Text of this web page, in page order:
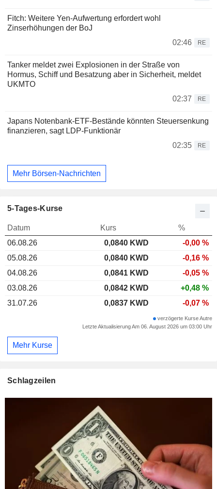
Fitch: Weitere Yen-Aufwertung erfordert wohl
Zinserhöhungen der BoJ
02:46
RE
Tanker meldet zwei Explosionen in der Straße von
Hormus, Schiff und Besatzung aber in Sicherheit, meldet
UKMTO
02:37
RE
Japans Notenbank-ETF-Bestände könnten Steuersenkung
finanzieren, sagt LDP-Funktionär
02:35
RE
Mehr Börsen-Nachrichten
5-Tages-Kurse
Datum Kurs
%
06.08.26
0,0840 KWD
-0,00 %
05.08.26
0,0840 KWD
-0,16 %
04.08.26
0,0841 KWD
-0,05 %
03.08.26
0,0842 KWD
+0,48 %
31.07.26
0,0837 KWD -0,07 %
verzögerte Kurse Autre
Letzte Aktualisierung Am 06. August 2026 um 03:00 Uhr
Mehr Kurse
Schlagzeilen